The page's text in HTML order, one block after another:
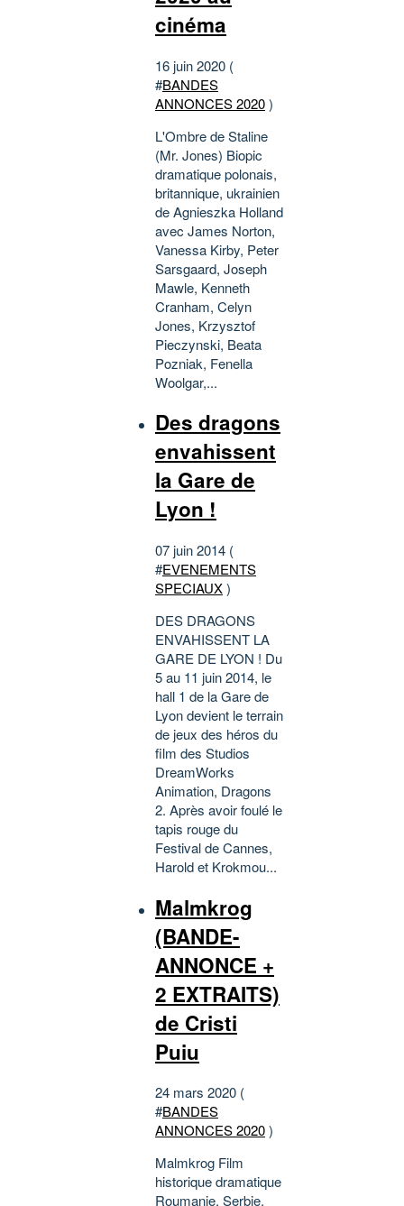
cinéma
16 juin 2020 (
#BANDES
ANNONCES 2020)
L'Ombre de Staline
(Mr. Jones) Biopic
dramatique polonais,
britannique, ukrainien
de Agnieszka Holland
avec James Norton,
Vanessa Kirby, Peter
Sarsgaard, Joseph
Mawle, Kenneth
Cranham, Celyn
Jones, Krzysztof
Pieczynski, Beata
Pozniak, Fenella
Woolgar,...
Des dragons
envahissent
la Gare de
Lyon !
07 juin 2014 (
#EVENEMENTS
SPECIAUX)
DES DRAGONS
ENVAHISSENT LA
GARE DE LYON ! Du
5 au 11 juin 2014, le
hall 1 de la Gare de
Lyon devient le terrain
de jeux des héros du
film des Studios
DreamWorks
Animation, Dragons
2. Après avoir foulé le
tapis rouge du
Festival de Cannes,
Harold et Krokmou...
Malmkrog
(BANDE-
ANNONCE +
2 EXTRAITS)
de Cristi
Puiu
24 mars 2020 (
#BANDES
ANNONCES 2020)
Malmkrog Film
historique dramatique
Roumanie, Serbie,